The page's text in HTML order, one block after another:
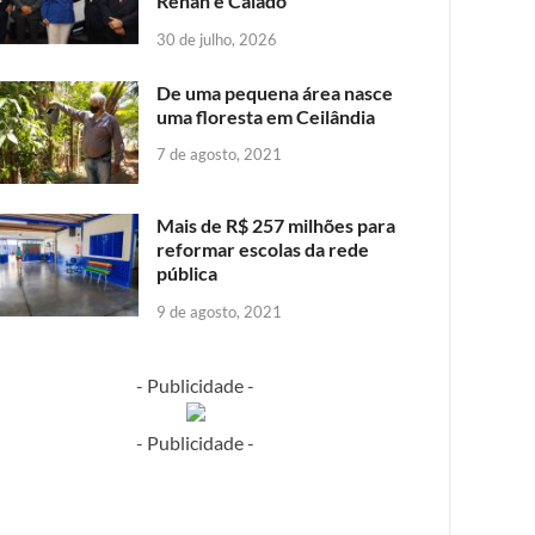
30 de julho, 2026
De uma pequena área nasce
uma floresta em Ceilândia
7 de agosto, 2021
Mais de R$ 257 milhões para
reformar escolas da rede
pública
9 de agosto, 2021
- Publicidade -
- Publicidade -